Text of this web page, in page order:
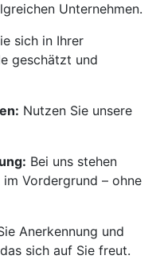
Unternehmen.
sich in Ihrer
geschätzt und
Nutzen Sie unsere
Bei uns stehen
Vordergrund – ohne
Anerkennung und
sich auf Sie freut.